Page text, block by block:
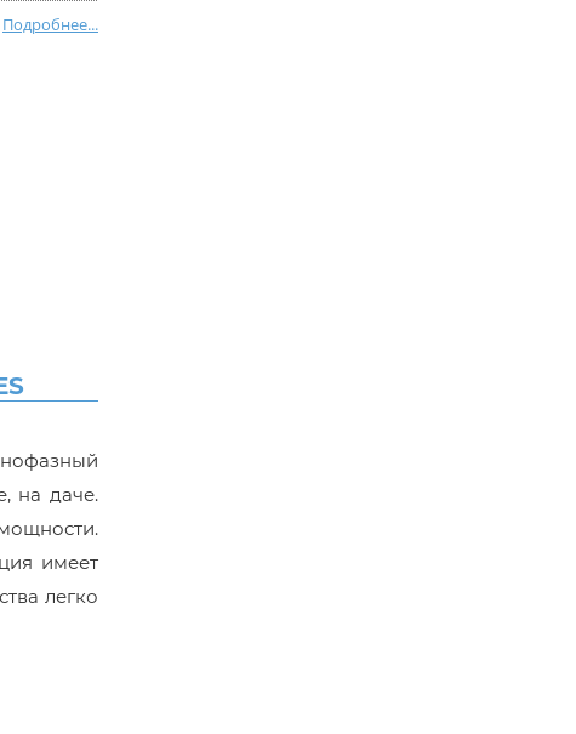
Подробнее...
на даче.
имеет
легко